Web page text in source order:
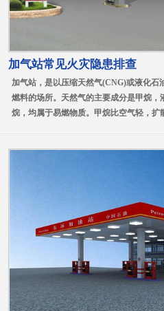
加气站常见火灾隐患排查
加气站，是以压缩天然气(CNG)或液化石
燃料的场所。天然气的主要成分是甲烷
烷，均属于易燃物质。甲烷比空气轻，扩